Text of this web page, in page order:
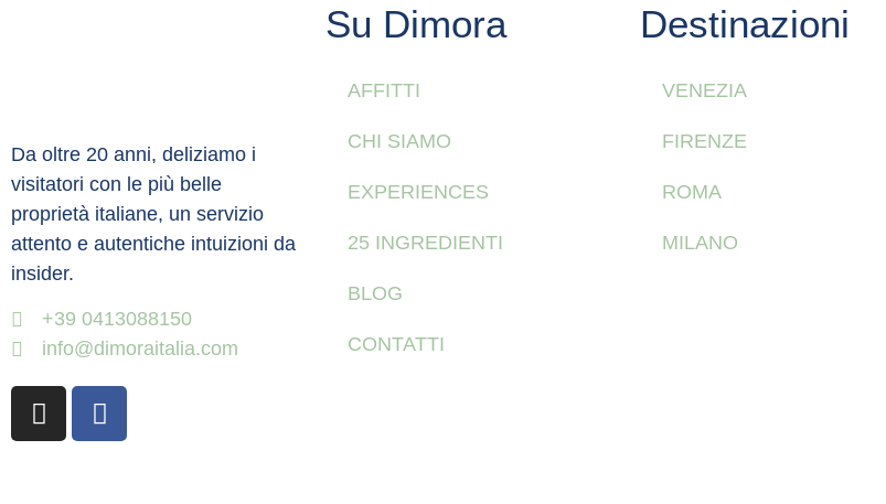
Da oltre 20 anni, deliziamo i
visitatori con le più belle
proprietà italiane, un servizio
attento e autentiche intuizioni da
insider.
+39 0413088150
info@dimoraitalia.com
Su Dimora
AFFITTI
CHI SIAMO
EXPERIENCES
25 INGREDIENTI
BLOG
CONTATTI
Destinazioni
VENEZIA
FIRENZE
ROMA
MILANO